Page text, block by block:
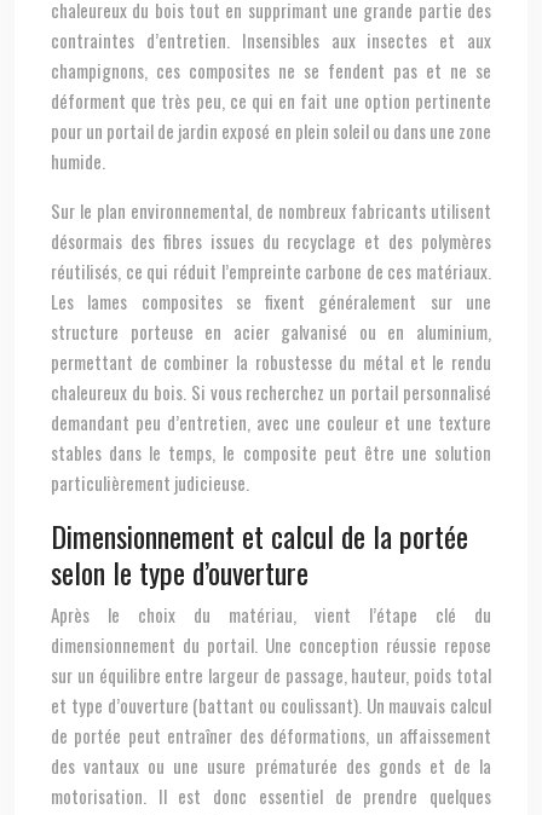
chaleureux du bois tout en supprimant une grande partie des
contraintes d’entretien. Insensibles aux insectes et aux
champignons, ces composites ne se fendent pas et ne se
déforment que très peu, ce qui en fait une option pertinente
pour un portail de jardin exposé en plein soleil ou dans une zone
humide.
Sur le plan environnemental, de nombreux fabricants utilisent
désormais des fibres issues du recyclage et des polymères
réutilisés, ce qui réduit l’empreinte carbone de ces matériaux.
Les lames composites se fixent généralement sur une
structure porteuse en acier galvanisé ou en aluminium,
permettant de combiner la robustesse du métal et le rendu
chaleureux du bois. Si vous recherchez un portail personnalisé
demandant peu d’entretien, avec une couleur et une texture
stables dans le temps, le composite peut être une solution
particulièrement judicieuse.
Dimensionnement et calcul de la portée
selon le type d’ouverture
Après le choix du matériau, vient l’étape clé du
dimensionnement du portail. Une conception réussie repose
sur un équilibre entre largeur de passage, hauteur, poids total
et type d’ouverture (battant ou coulissant). Un mauvais calcul
de portée peut entraîner des déformations, un affaissement
des vantaux ou une usure prématurée des gonds et de la
motorisation. Il est donc essentiel de prendre quelques